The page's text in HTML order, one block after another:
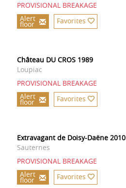
PROVISIONAL BREAKAGE
Alert
floor Favorites
Château DU CROS 1989
Loupiac
PROVISIONAL BREAKAGE
Alert
floor Favorites
Extravagant de Doisy-Daëne 2010
Sauternes
PROVISIONAL BREAKAGE
Alert
floor Favorites